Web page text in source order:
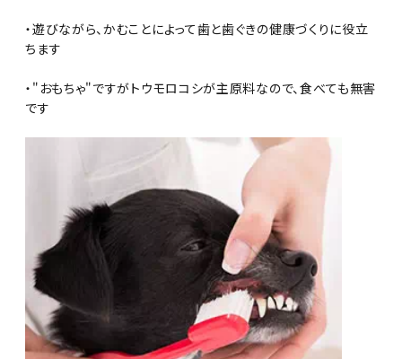
・遊びながら、かむことによって歯と歯ぐきの健康づくりに役立
ちます
・"おもちゃ"ですがトウモロコシが主原料なので、食べても無害
です